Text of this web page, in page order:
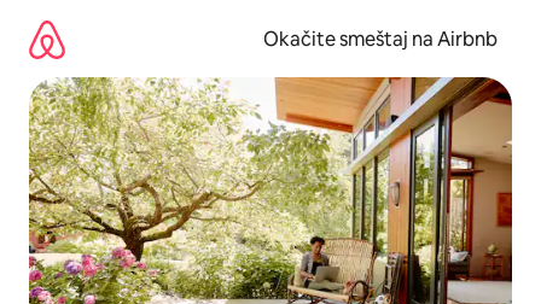
sadržaj
Okačite smeštaj na Airbnb